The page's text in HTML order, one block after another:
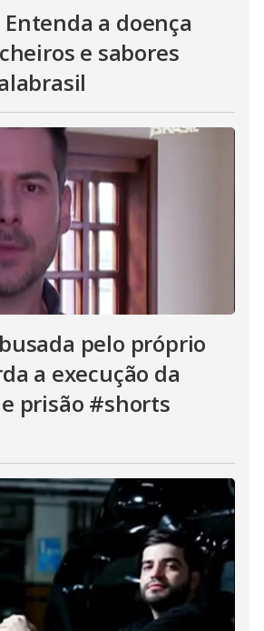
Entenda a doença
e sabores
pelo próprio
a execução da
prisão #shorts